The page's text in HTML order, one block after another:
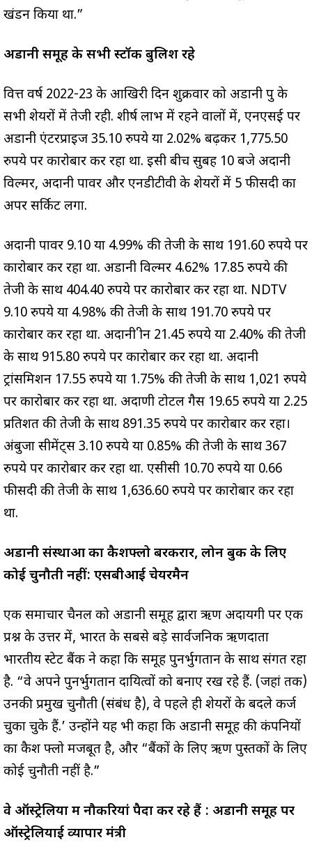
खंडन किया था.”
अडानी समूह के सभी स्टॉक बुलिश रहे
वित्त वर्ष 2022-23 के आखिरी दिन शुक्रवार को अडानी ग्रुप के
सभी शेयरों में तेजी रही. शीर्ष लाभ में रहने वालों में, एनएसई पर
अडानी एंटरप्राइज 35.10 रुपये या 2.02% बढ़कर 1,775.50
रुपये पर कारोबार कर रहा था. इसी बीच सुबह 10 बजे अदानी
विल्मर, अदानी पावर और एनडीटीवी के शेयरों में 5 फीसदी का
अपर सर्किट लगा.
अदानी पावर 9.10 या 4.99% की तेजी के साथ 191.60 रुपये पर
कारोबार कर रहा था. अडानी विल्मर 4.62% 17.85 रुपये की
तेजी के साथ 404.40 रुपये पर कारोबार कर रहा था. NDTV
9.10 रुपये या 4.98% की तेजी के साथ 191.70 रुपये पर
कारोबार कर रहा था. अदानी ग्रीन 21.45 रुपये या 2.40% की तेजी
के साथ 915.80 रुपये पर कारोबार कर रहा था. अदानी
ट्रांसमिशन 17.55 रुपये या 1.75% की तेजी के साथ 1,021 रुपये
पर कारोबार कर रहा था. अदाणी टोटल गैस 19.65 रुपये या 2.25
प्रतिशत की तेजी के साथ 891.35 रुपये पर कारोबार कर रहा।
अंबुजा सीमेंट्स 3.10 रुपये या 0.85% की तेजी के साथ 367
रुपये पर कारोबार कर रहा था. एसीसी 10.70 रुपये या 0.66
फीसदी की तेजी के साथ 1,636.60 रुपये पर कारोबार कर रहा
था.
अडानी संस्थाओं का कैशफ्लो बरकरार, लोन बुक के लिए
कोई चुनौती नहीं: एसबीआई चेयरमैन
एक समाचार चैनल को अडानी समूह द्वारा ऋण अदायगी पर एक
प्रश्न के उत्तर में, भारत के सबसे बड़े सार्वजनिक ऋणदाता
भारतीय स्टेट बैंक ने कहा कि समूह पुनर्भुगतान के साथ संगत रहा
है. “वे अपने पुनर्भुगतान दायित्वों को बनाए रख रहे हैं. (जहां तक)
उनकी प्रमुख चुनौती (संबंध है), वे पहले ही शेयरों के बदले कर्ज
चुका चुके हैं.’ उन्होंने यह भी कहा कि अडानी समूह की कंपनियों
का कैश फ्लो मजबूत है, और “बैंकों के लिए ऋण पुस्तकों के लिए
कोई चुनौती नहीं है.”
वे ऑस्ट्रेलिया में नौकरियां पैदा कर रहे हैं : अडानी समूह पर
ऑस्ट्रेलियाई व्यापार मंत्री